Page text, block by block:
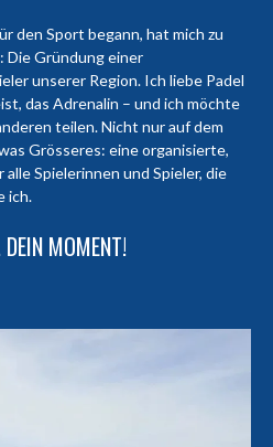
den Sport begann, hat mich zu
Die Gründung einer
unserer Region. Ich liebe Padel
das Adrenalin – und ich möchte
teilen. Nicht nur auf dem
Grösseres: eine organisierte,
Spielerinnen und Spieler, die
ich.
MOMENT!